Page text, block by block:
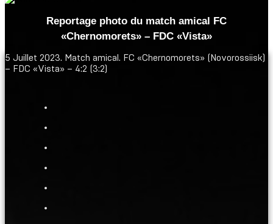
Reportage photo du match amical FC
«Chernomorets» – FDC «Vista»
5 Juillet 2023. Match amical. FC «Chernomorets» (Novorossiisk)
– FDC «Vista» – 4:2 (3:2)